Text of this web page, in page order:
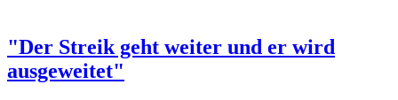
"Der Streik geht weiter und er wird
ausgeweitet"